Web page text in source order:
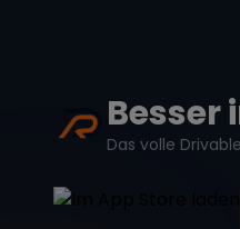
Besser
Das volle